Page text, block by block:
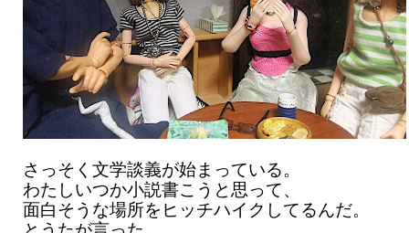
さっそく文学談義が始まっている。
わたしいつか小説書こうと思って、
面白そうな場所をヒッチハイクしてるんだ。